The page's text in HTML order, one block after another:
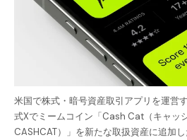
米国で株式・暗号資産取引アプリを運営
式Xでミームコイン「Cash Cat（キャッ
CASHCAT）」を新たな取扱資産に追加